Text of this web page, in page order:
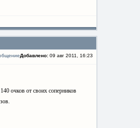
Добавлено: 09 авг 2011, 16:23
очков от своих соперников